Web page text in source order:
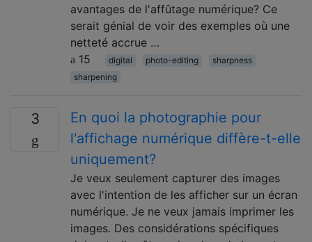
avantages de l'affûtage numérique? Ce
serait génial de voir des exemples où une
netteté accrue …
15
digital photo-editing
sharpness
sharpening
3
En quoi la photographie pour
l'affichage numérique diffère-t-elle
uniquement?
Je veux seulement capturer des images
avec l'intention de les afficher sur un écran
numérique. Je ne veux jamais imprimer les
images. Des considérations spécifiques